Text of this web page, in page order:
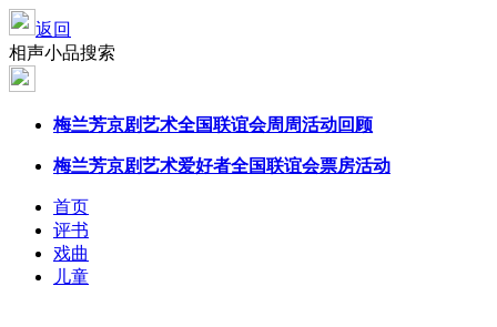
返回
相声小品搜索
梅兰芳京剧艺术全国联谊会周周活动回顾
梅兰芳京剧艺术爱好者全国联谊会票房活动
首页
评书
戏曲
儿童